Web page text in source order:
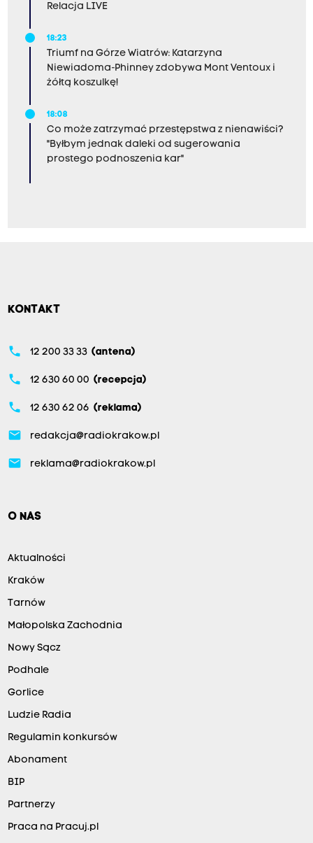
Relacja LIVE
18:23
Triumf na Górze Wiatrów: Katarzyna
Niewiadoma-Phinney zdobywa Mont Ventoux i
żółtą koszulkę!
18:08
Co może zatrzymać przestępstwa z nienawiści?
"Byłbym jednak daleki od sugerowania
prostego podnoszenia kar"
KONTAKT
phone 12 200 33 33 (antena)
phone 12 630 60 00 (recepcja)
phone 12 630 62 06 (reklama)
email redakcja@radiokrakow.pl
email reklama@radiokrakow.pl
O NAS
Aktualności
Kraków
Tarnów
Małopolska Zachodnia
Nowy Sącz
Podhale
Gorlice
Ludzie Radia
Regulamin konkursów
Abonament
BIP
Partnerzy
Praca na Pracuj.pl